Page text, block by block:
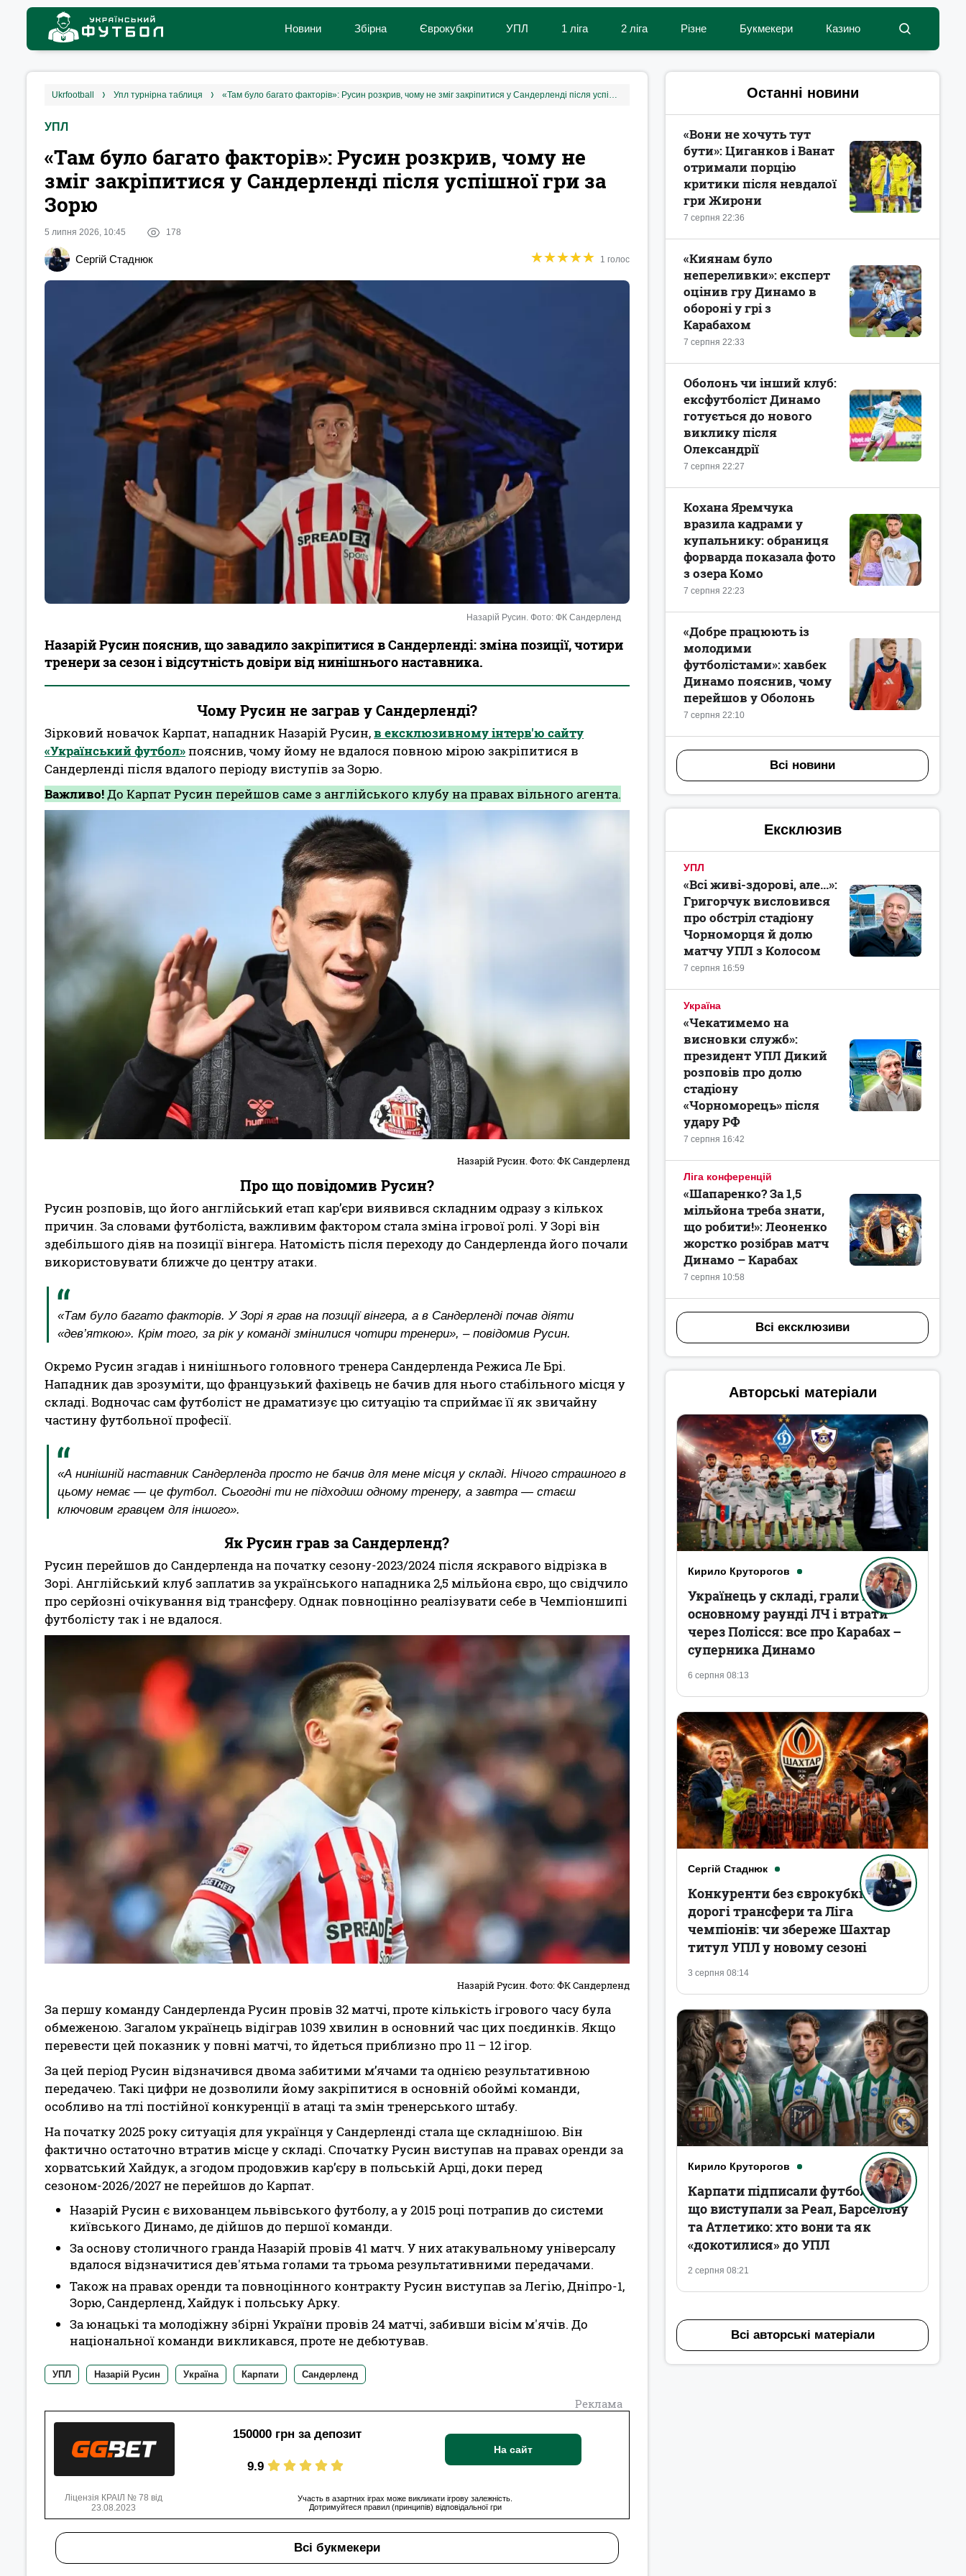
Новини Збірна Єврокубки УПЛ 1 ліга 2 ліга Різне Букмекери Казино
ukrfootball упл турнірна таблиця «‎Там було багато факторів»: Русин розкрив, чому не зміг закріпитися у Сандерленді після успішної гри за Зорю
УПЛ
«‎Там було багато факторів»: Русин розкрив, чому не
зміг закріпитися у Сандерленді після успішної гри за
Зорю
5 липня 2026, 10:45 178
Сергій Стаднюк ★★★★★
★★★★★ 1 голос
Назарій Русин. Фото: ФК Сандерленд
Назарій Русин пояснив, що завадило закріпитися в Сандерленді: зміна позиції, чотири
тренери за сезон і відсутність довіри від нинішнього наставника.
Чому Русин не заграв у Сандерленді?
Зірковий новачок Карпат, нападник Назарій Русин,в ексклюзивному інтерв'ю сайту
«Український футбол»пояснив, чому йому не вдалося повною мірою закріпитися в
Сандерленді після вдалого періоду виступів за Зорю.
Важливо!До Карпат Русин перейшов саме з англійського клубу на правах вільного агента.
Назарій Русин. Фото: ФК Сандерленд
Про що повідомив Русин?
Русин розповів, що його англійський етап кар’єри виявився складним одразу з кількох
причин. За словами футболіста, важливим фактором стала зміна ігрової ролі. У Зорі він
здебільшого діяв на позиції вінгера. Натомість після переходу до Сандерленда його почали
використовувати ближче до центру атаки.
«Там було багато факторів. У Зорі я грав на позиції вінгера, а в Сандерленді почав діяти
«дев’яткою». Крім того, за рік у команді змінилися чотири тренери», – повідомив Русин.
Окремо Русин згадав і нинішнього головного тренера Сандерленда Режиса Ле Брі.
Нападник дав зрозуміти, що французький фахівець не бачив для нього стабільного місця у
складі. Водночас сам футболіст не драматизує цю ситуацію та сприймає її як звичайну
частину футбольної професії.
«А нинішній наставник Сандерленда просто не бачив для мене місця у складі. Нічого страшного в
цьому немає — це футбол. Сьогодні ти не підходиш одному тренеру, а завтра — стаєш
ключовим гравцем для іншого».
Як Русин грав за Сандерленд?
Русин перейшов до Сандерленда на початку сезону-2023/2024 після яскравого відрізка в
Зорі. Англійський клуб заплатив за українського нападника 2,5 мільйона євро, що свідчило
про серйозні очікування від трансферу. Однак повноцінно реалізувати себе в Чемпіоншипі
футболісту так і не вдалося.
Назарій Русин. Фото: ФК Сандерленд
За першу команду Сандерленда Русин провів 32 матчі, проте кількість ігрового часу була
обмеженою. Загалом українець відіграв 1039 хвилин в основний час цих поєдинків. Якщо
перевести цей показник у повні матчі, то йдеться приблизно про 11 – 12 ігор.
За цей період Русин відзначився двома забитими м’ячами та однією результативною
передачею. Такі цифри не дозволили йому закріпитися в основній обоймі команди,
особливо на тлі постійної конкуренції в атаці та змін тренерського штабу.
На початку 2025 року ситуація для українця у Сандерленді стала ще складнішою. Він
фактично остаточно втратив місце у складі. Спочатку Русин виступав на правах оренди за
хорватський Хайдук, а згодом продовжив кар’єру в польській Арці, доки перед
сезоном-2026/2027 не перейшов до Карпат.
Назарій Русин є вихованцем львівського футболу, а у 2015 році потрапив до системи
київського Динамо, де дійшов до першої команди.
За основу столичного гранда Назарій провів 41 матч. У них атакувальному універсалу
вдалося відзначитися дев'ятьма голами та трьома результативними передачами.
Також на правах оренди та повноцінного контракту Русин виступав за Легію, Дніпро-1,
Зорю, Сандерленд, Хайдук і польську Арку.
За юнацькі та молодіжну збірні України провів 24 матчі, забивши вісім м'ячів. До
національної команди викликався, проте не дебютував.
УПЛ Назарій Русин Україна Карпати Сандерленд
Реклама
150000 грн за депозит
9.9
На сайт
Ліцензія КРАІЛ № 78 від
23.08.2023
Участь в азартних іграх може викликати ігрову залежність.
Дотримуйтеся правил (принципів) відповідальної гри
Всі букмекери
Останні новини
7 серпня 22:36
«Вони не хочуть тут
бути»: Циганков і Ванат
отримали порцію
критики після невдалої
гри Жирони
7 серпня 22:33
«Киянам було
непереливки»: експерт
оцінив гру Динамо в
обороні у грі з
Карабахом
7 серпня 22:27
Оболонь чи інший клуб:
ексфутболіст Динамо
готується до нового
виклику після
Олександрії
7 серпня 22:23
Кохана Яремчука
вразила кадрами у
купальнику: обраниця
форварда показала фото
з озера Комо
7 серпня 22:10
«Добре працюють із
молодими
футболістами»: хавбек
Динамо пояснив, чому
перейшов у Оболонь
Всі новини
Ексклюзив
УПЛ
7 серпня 16:59
«Всі живі-здорові, але...»:
Григорчук висловився
про обстріл стадіону
Чорноморця й долю
матчу УПЛ з Колосом
Україна
7 серпня 16:42
«Чекатимемо на
висновки служб»:
президент УПЛ Дикий
розповів про долю
стадіону
«Чорноморець» після
удару РФ
Ліга конференцій
7 серпня 10:58
«Шапаренко? За 1,5
мільйона треба знати,
що робити!»: Леоненко
жорстко розібрав матч
Динамо – Карабах
Всі ексклюзиви
Авторські матеріали
Кирило Круторогов
6 серпня 08:13
Українець у складі, грали в
основному раунді ЛЧ і втрати
через Полісся: все про Карабах –
суперника Динамо
Сергій Стаднюк
3 серпня 08:14
Конкуренти без єврокубків,
дорогі трансфери та Ліга
чемпіонів: чи збереже Шахтар
титул УПЛ у новому сезоні
Кирило Круторогов
2 серпня 08:21
Карпати підписали футболістів,
що виступали за Реал, Барселону
та Атлетико: хто вони та як
«докотилися» до УПЛ
Всі авторські матеріали